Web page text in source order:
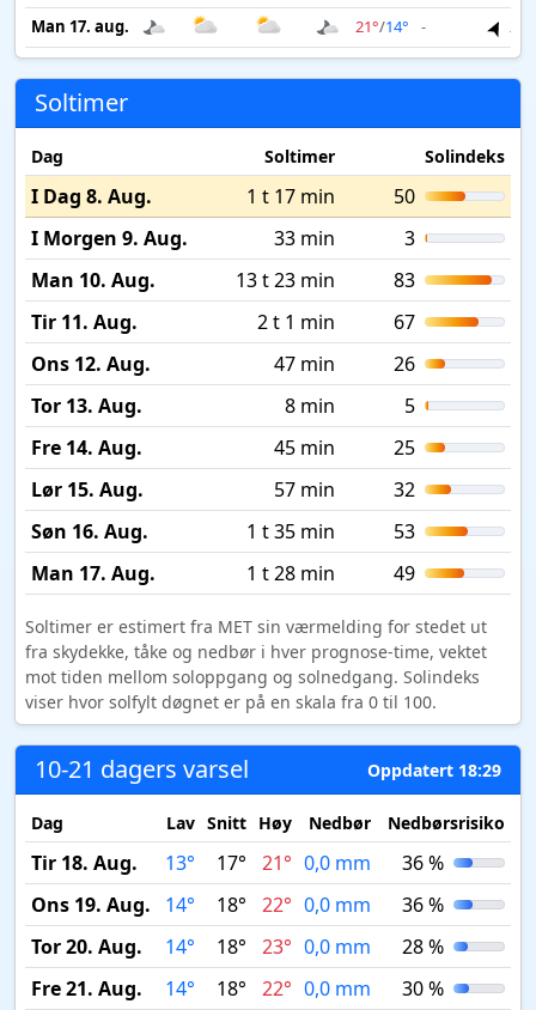
Man 17. aug.
21°/14° - 2
Soltimer
Dag Soltimer Solindeks
I Dag 8. Aug. 1 t 17 min
50
I Morgen 9. Aug.
33 min
3
Man 10. Aug.
13 t 23 min
83
Tir 11. Aug.
2 t 1 min
67
Ons 12. Aug.
47 min
26
Tor 13. Aug.
8 min
5
Fre 14. Aug.
45 min
25
Lør 15. Aug.
57 min
32
Søn 16. Aug.
1 t 35 min
53
Man 17. Aug.
1 t 28 min 49
Soltimer er estimert fra MET sin værmelding for stedet ut
fra skydekke, tåke og nedbør i hver prognose-time, vektet
mot tiden mellom soloppgang og solnedgang. Solindeks
viser hvor solfylt døgnet er på en skala fra 0 til 100.
10-21 dagers varsel Oppdatert 18:29
Dag Lav Snitt Høy Nedbør Nedbørsrisiko
Tir 18. Aug. 13° 17° 21° 0,0 mm
36 %
Ons 19. Aug.
14° 18° 22° 0,0 mm
36 %
Tor 20. Aug.
14° 18° 23° 0,0 mm
28 %
Fre 21. Aug.
14° 18° 22° 0,0 mm 30 %